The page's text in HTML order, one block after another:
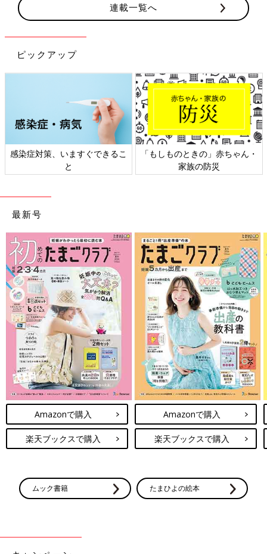
連載一覧へ
ピックアップ
ときの」赤ちゃん・
日本外来小児科学会リーフレッ
六星占術
最新号
Amazonで購入
楽天ブックスで購入
Amazonで購入
楽天ブックスで購入
ムック書籍 たまひよの絵本